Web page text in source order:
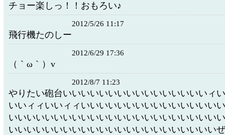
チョー楽しっ！！おもろい♪
2012/5/26 11:17
飛行機たのしー
2012/6/29 17:36
（｀ω｀）v
2012/8/7 11:23
やりたい砲台いいいいいいいいいいいいいいいいィ
いいィィいいィィいいいいいいいいいいいいいいい
いいいいいいいいいいいいいいいいいいいいいいい
いいいいいいいいいいいいいいいいいいいいいいい